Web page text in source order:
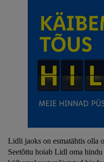
Lidli jaoks on esmatähtis olla
Seetõttu hoiab Lidl oma